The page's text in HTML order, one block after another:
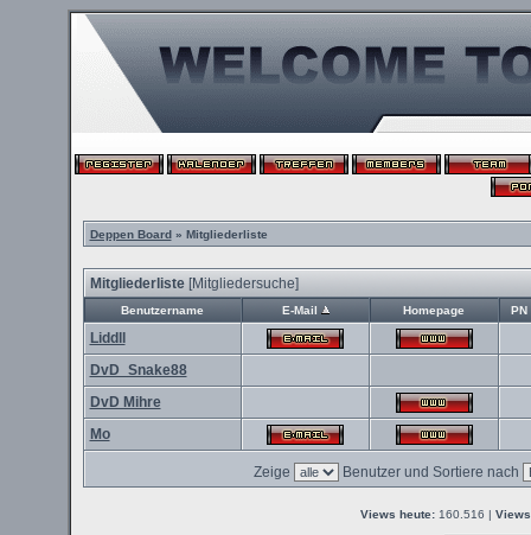
Deppen Board» Mitgliederliste
Mitgliederliste[Mitgliedersuche]
Benutzername E-Mail Homepage PN
Liddll
DvD_Snake88
DvD Mihre
Mo
Zeige Benutzer und Sortiere nach
Views heute: 160.516 |